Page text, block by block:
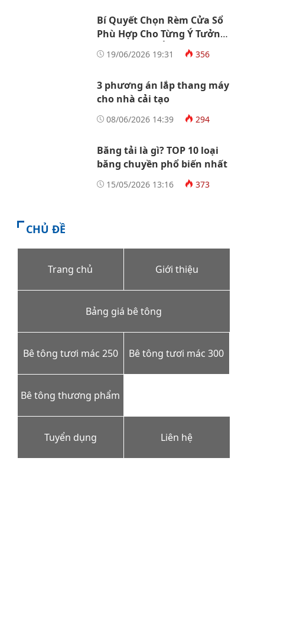
Bí Quyết Chọn Rèm Cửa Sổ
Phù Hợp Cho Từng Ý Tưởng
Thiết Kế Nhà Ở
19/06/2026 19:31 356
3 phương án lắp thang máy
cho nhà cải tạo
08/06/2026 14:39 294
Băng tải là gì? TOP 10 loại
băng chuyền phổ biến nhất
15/05/2026 13:16 373
CHỦ ĐỀ
Trang chủ Giới thiệu
Bảng giá bê tông
Bê tông tươi mác 250 Bê tông tươi mác 300
Bê tông thương phẩm
Tuyển dụng Liên hệ